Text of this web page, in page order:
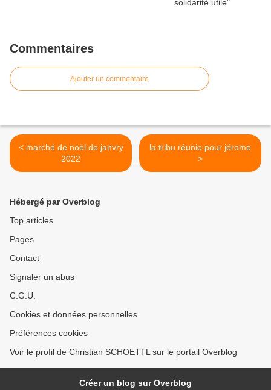
Commentaires
Ajouter un commentaire
< marché de noël de janvry
2022
la tribu réunie pour jérome
>
Hébergé par Overblog
Top articles
Pages
Contact
Signaler un abus
C.G.U.
Cookies et données personnelles
Préférences cookies
Voir le profil de Christian SCHOETTL sur le portail Overblog
Créer un blog sur Overblog